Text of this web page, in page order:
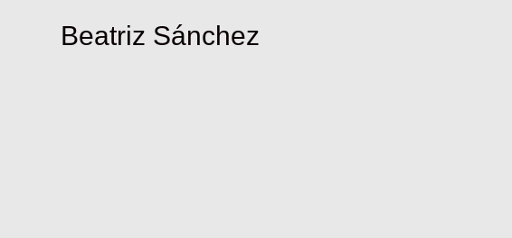
Beatriz Sánchez